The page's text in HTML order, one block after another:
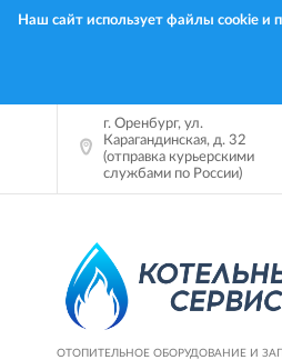
Наш сайт использует файлы cookie и
г. Оренбург, ул.
Карагандинская, д. 32
(отправка курьерскими
службами по России)
ОТОПИТЕЛЬНОЕ ОБОРУДОВАНИЕ И